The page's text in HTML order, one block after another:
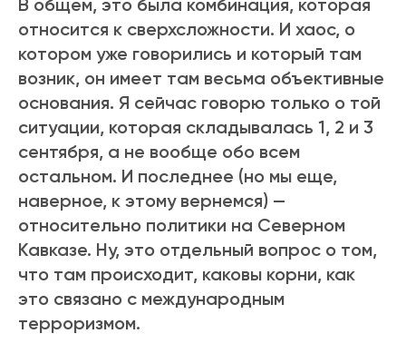
В общем, это была комбинация, которая
относится к сверхсложности. И хаос, о
котором уже говорились и который там
возник, он имеет там весьма объективные
основания. Я сейчас говорю только о той
ситуации, которая складывалась 1, 2 и 3
сентября, а не вообще обо всем
остальном. И последнее (но мы еще,
наверное, к этому вернемся) —
относительно политики на Северном
Кавказе. Ну, это отдельный вопрос о том,
что там происходит, каковы корни, как
это связано с международным
терроризмом.